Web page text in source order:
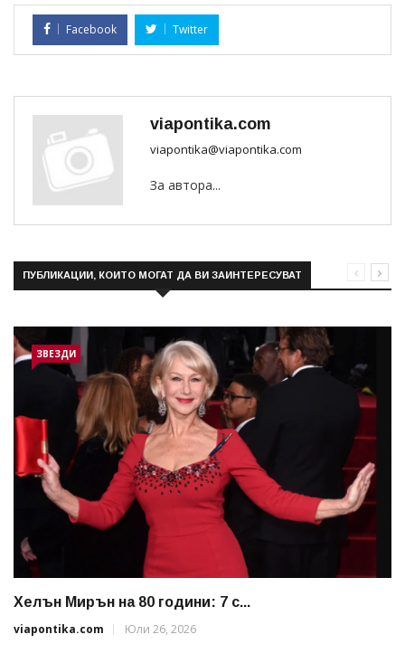
Facebook Twitter
viapontika.com
viapontika@viapontika.com
За автора...
ПУБЛИКАЦИИ, КОИТО МОГАТ ДА ВИ ЗАИНТЕРЕСУВАТ
ЗВЕЗДИ
Хелън Мирън на 80 години: 7 с...
viapontika.com
Юли 26, 2026